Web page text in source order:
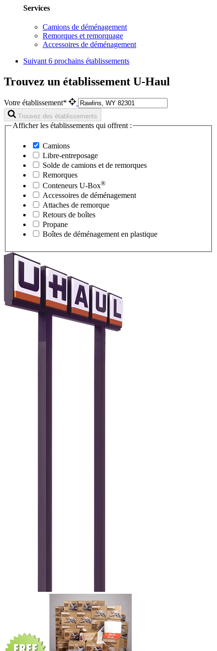
Services
Camions de déménagement
Remorques et remorquage
Accessoires de déménagement
Suivant 6 prochains établissements
Trouvez un établissement U-Haul
Votre établissement*
Trouvez des établissements
Afficher les établissements qui offrent :
Camions
Libre-entreposage
Solde de camions et de remorques
Remorques
Conteneurs U-Box®
Accessoires de déménagement
Attaches de remorque
Retours de boîtes
Propane
Boîtes de déménagement en plastique